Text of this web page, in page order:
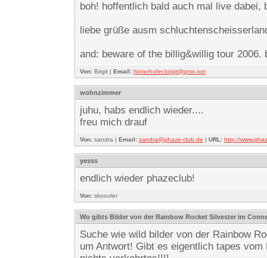
boh! hoffentlich bald auch mal live dabei,
liebe grüße ausm
and: beware of the billig&willig tour 2006.
Von: Birgit | Email: hinterhofer.birgit@gmx.net
wohnzimmer
juhu, habs endlich wieder....
freu mich drauf
Von: sandra | Email: sandra@phaze-club.de | URL: http://
yesss
endlich wieder phazeclub!
Von: skoooler
Wo gibts Bilder von der Rainbow Rocket Silvester im
Suche wie wild bilder von der Rainbow
um Antwort! Gibt es eigentlich tapes